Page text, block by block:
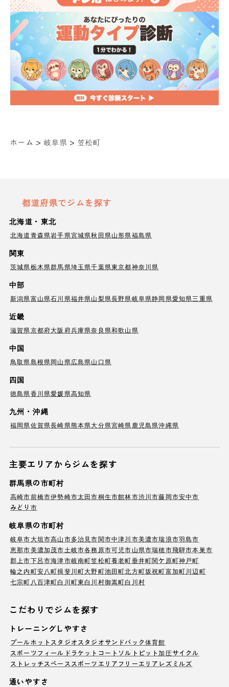
ホーム > 岐阜県 > 笠松町
都道府県でジムを探す
北海道・東北
北海道青森県岩手県宮城県秋田県山形県福島県
関東
茨城県栃木県群馬県埼玉県千葉県東京都神奈川県
中部
新潟県富山県石川県福井県山梨県長野県岐阜県静岡県愛知県三重県
近畿
滋賀県京都府大阪府兵庫県奈良県和歌山県
中国
鳥取県島根県岡山県広島県山口県
四国
徳島県香川県愛媛県高知県
九州・沖縄
福岡県佐賀県長崎県熊本県大分県宮崎県 鹿児島県沖縄県
主要エリアからジムを探す
群馬県の市町村
高崎市前橋市伊勢崎市太田市桐生市館林市渋川市藤岡市安中市
みどり市
岐阜県の市町村
岐阜市大垣市高山市多治見市関市中津川市美濃市瑞浪市羽島市
恵那市美濃加茂市土岐市各務原市可児市山県市瑞穂市飛騨市本巣市
郡上市下呂市海津市岐南町笠松町養老町垂井町関ケ原町神戸町
輪之内町安八町揖斐川町大野町池田町北方町坂祝町富加町川辺町
七宗町 八百津町白川町東白川村御嵩町白川村
こだわりでジムを探す
トレーニングしやすさ
プールホットスタジオ スタジオサンドバック体育館
スポーツフィールド ラケットコート ソルトピット加圧サイクル
ストレッチスペース スポーツエリア フリーエリア レズミルズ
通いやすさ